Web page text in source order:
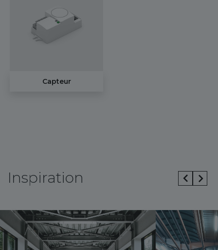
Capteur
Inspiration